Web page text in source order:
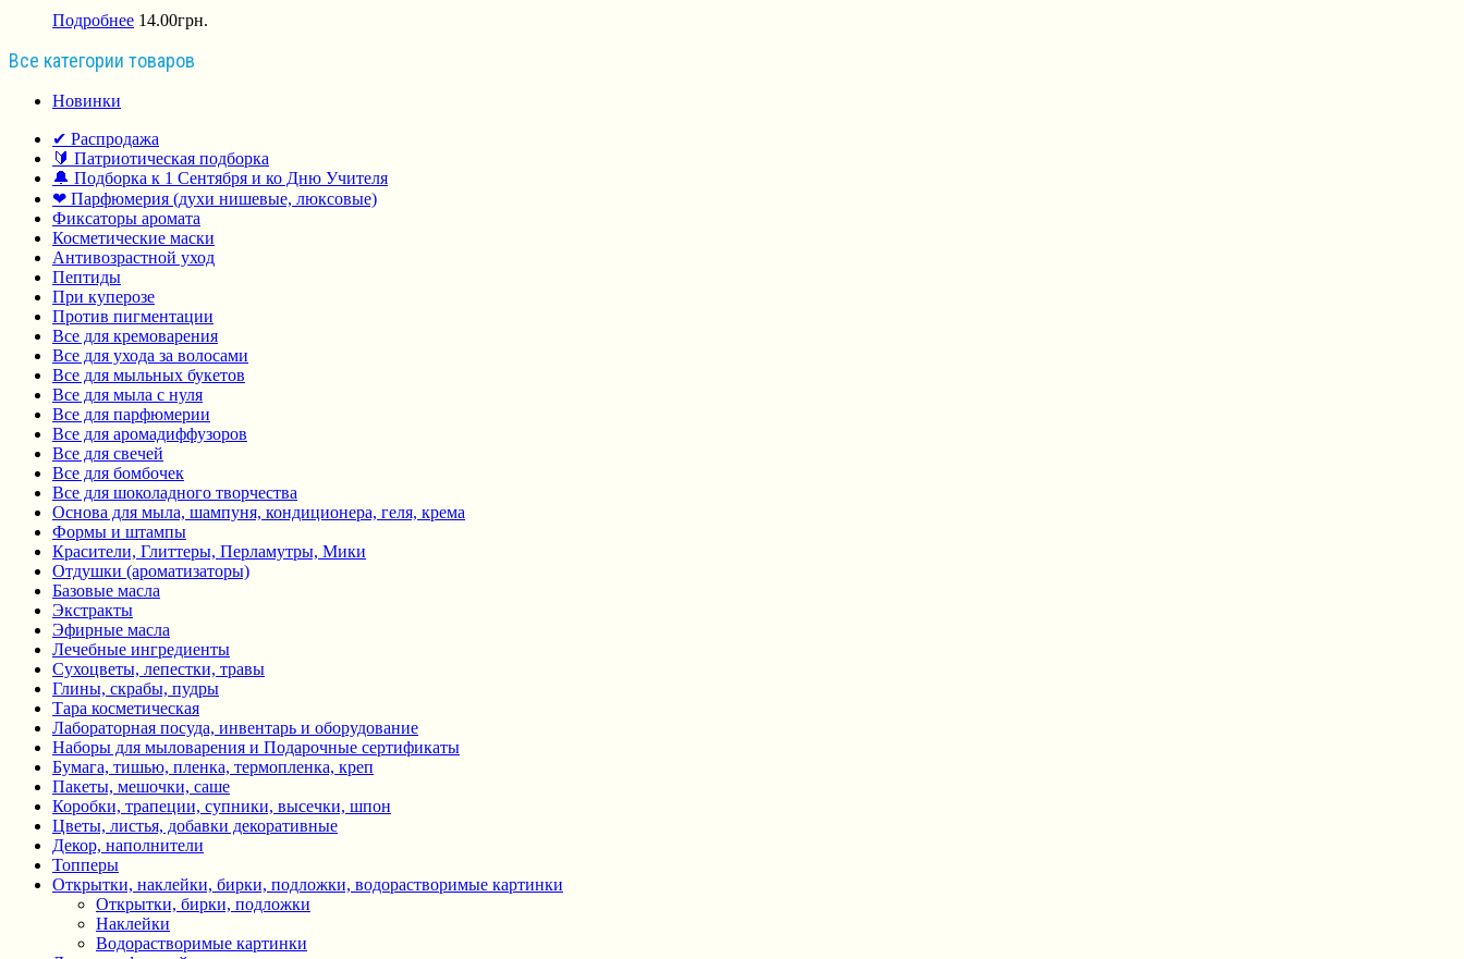
Подробнее 14.00грн.
Все категории товаров
Новинки
✔ Распродажа
🔰 Патриотическая подборка
🔔 Подборка к 1 Сентября и ко Дню Учителя
❤ Парфюмерия (духи нишевые, люксовые)
Фиксаторы аромата
Косметические маски
Антивозрастной уход
Пептиды
При куперозе
Против пигментации
Все для кремоварения
Все для ухода за волосами
Все для мыльных букетов
Все для мыла с нуля
Все для парфюмерии
Все для аромадиффузоров
Все для свечей
Все для бомбочек
Все для шоколадного творчества
Основа для мыла, шампуня, кондиционера, геля, крема
Формы и штампы
Красители, Глиттеры, Перламутры, Мики
Отдушки (ароматизаторы)
Базовые масла
Экстракты
Эфирные масла
Лечебные ингредиенты
Сухоцветы, лепестки, травы
Глины, скрабы, пудры
Тара косметическая
Лабораторная посуда, инвентарь и оборудование
Наборы для мыловарения и Подарочные сертификаты
Бумага, тишью, пленка, термопленка, креп
Пакеты, мешочки, саше
Коробки, трапеции, супники, высечки, шпон
Цветы, листья, добавки декоративные
Декор, наполнители
Топперы
Открытки, наклейки, бирки, подложки, водорастворимые картинки
Открытки, бирки, подложки
Наклейки
Водорастворимые картинки